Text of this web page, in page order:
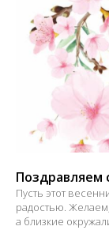
Пусть этот
радостью.
а близкие